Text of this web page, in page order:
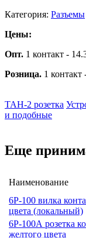
Категория: Разъемы
Цены:
Опт. 1 контакт -
Розница. 1 контакт
ТАН-2 розетка
и подобные
Еще
Наименование
6Р-100 вилка
цвета (локальный)
6Р-100А розетка
желтого цвета